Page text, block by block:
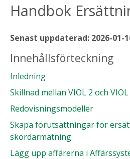
Senast uppdaterad: 2026-01-
Innehållsförteckning
Inledning
Skillnad mellan VIOL 2 och VIOL
Redovisningsmodeller
Skapa förutsättningar för
skördarmätning
Lägg upp affärerna i